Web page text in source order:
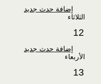
إضافة حدث جديد
الثلاثاء
12
إضافة حدث جديد
الأربعاء
13